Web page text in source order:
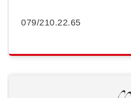
079/210.22.65